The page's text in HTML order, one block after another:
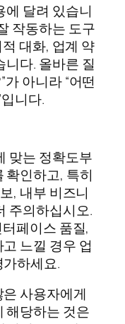
에 달려 있습니
작동하는 도구
대화, 업계 약
다. 올바른 질
아니라 “어떤
니다.
맞는 정확도부
확인하고, 특히
, 내부 비즈니
주의하십시오.
페이스 품질,
느낄 경우 업
하세요.
사용자에게
해당하는 것은